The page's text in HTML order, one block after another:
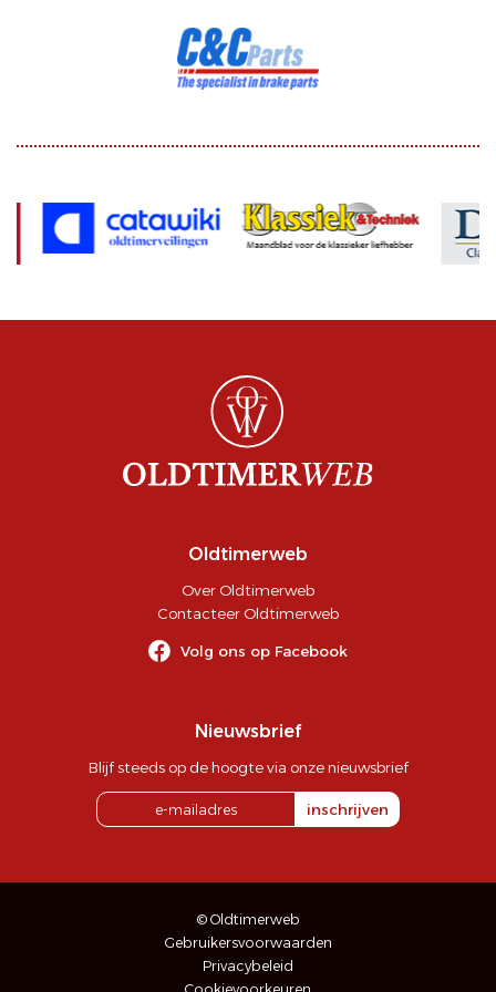
Oldtimerweb
Over Oldtimerweb
Contacteer Oldtimerweb
Volg ons op Facebook
Nieuwsbrief
Blijf steeds op de hoogte via onze nieuwsbrief
inschrijven
© Oldtimerweb
Gebruikersvoorwaarden
Privacybeleid